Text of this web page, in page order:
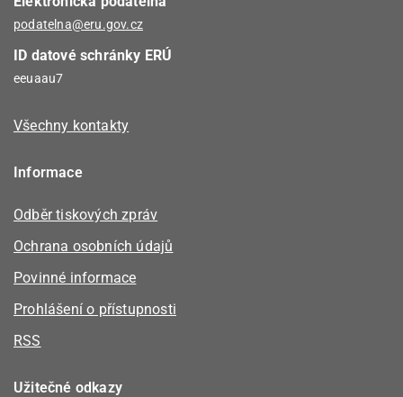
podatelna@eru.gov.cz
ID datové schránky ERÚ
eeuaau7
Všechny kontakty
Informace
Odběr tiskových zpráv
Ochrana osobních údajů
Povinné informace
Prohlášení o přístupnosti
RSS
Užitečné odkazy